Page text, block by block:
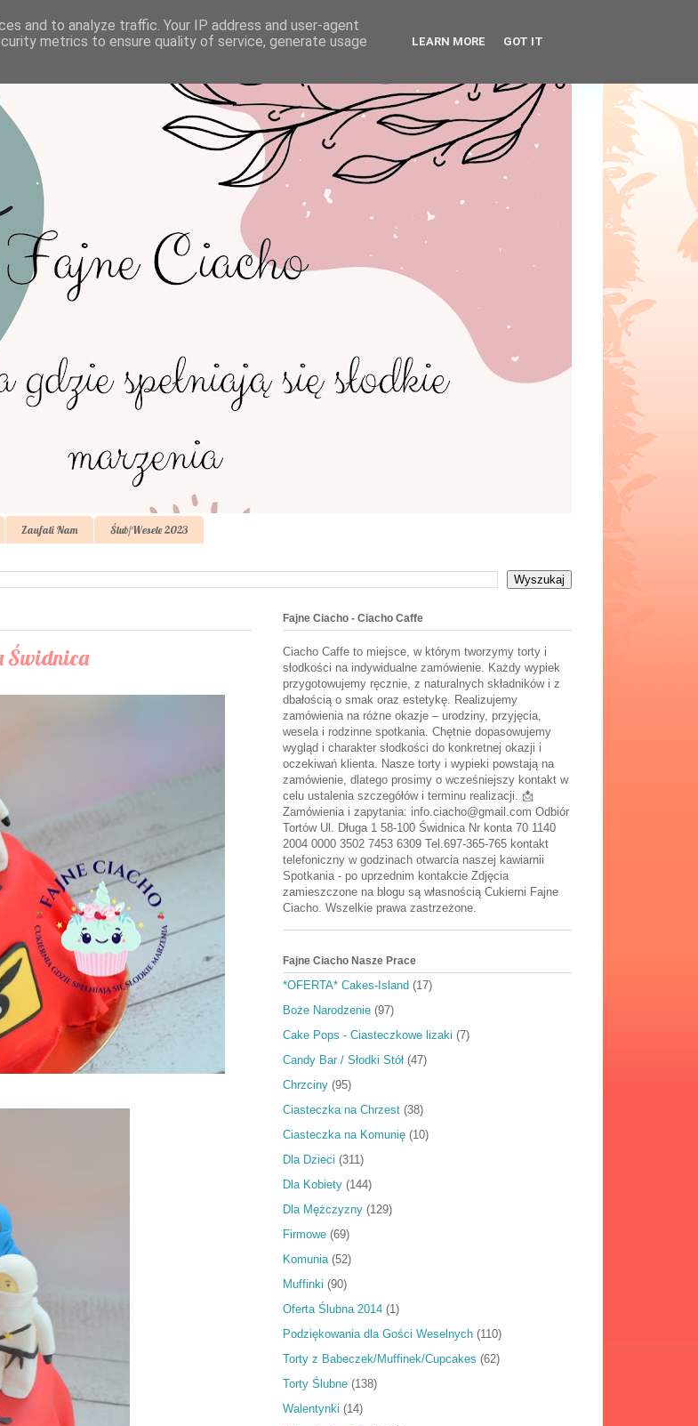
Zaufali Nam Ślub/Wesele 2023
Świdnica
Fajne Ciacho - Ciacho Caffe
Ciacho Caffe to miejsce, w którym tworzymy torty i
słodkości na indywidualne zamówienie. Każdy wypiek
przygotowujemy ręcznie, z naturalnych składników i z
dbałością o smak oraz estetykę. Realizujemy
zamówienia na różne okazje – urodziny, przyjęcia,
wesela i rodzinne spotkania. Chętnie dopasowujemy
wygląd i charakter słodkości do konkretnej okazji i
oczekiwań klienta. Nasze torty i wypieki powstają na
zamówienie, dlatego prosimy o wcześniejszy kontakt w
celu ustalenia szczegółów i terminu realizacji. 📩
Zamówienia i zapytania: info.ciacho@gmail.com Odbiór
Tortów Ul. Długa 1 58-100 Świdnica Nr konta 70 1140
2004 0000 3502 7453 6309 Tel.697-365-765 kontakt
telefoniczny w godzinach otwarcia naszej kawiarnii
Spotkania - po uprzednim kontakcie Zdjęcia
zamieszczone na blogu są własnością Cukierni Fajne
Ciacho. Wszelkie prawa zastrzeżone.
Fajne Ciacho Nasze Prace
*OFERTA* Cakes-Island (17)
Boże Narodzenie (97)
Cake Pops - Ciasteczkowe lizaki (7)
Candy Bar / Słodki Stół (47)
Chrzciny (95)
Ciasteczka na Chrzest (38)
Ciasteczka na Komunię (10)
Dla Dzieci (311)
Dla Kobiety (144)
Dla Mężczyzny (129)
Firmowe (69)
Komunia (52)
Muffinki (90)
Oferta Ślubna 2014 (1)
Podziękowania dla Gości Weselnych (110)
Torty z Babeczek/Muffinek/Cupcakes (62)
Torty Ślubne (138)
Walentynki (14)
and to analyze traffic. Your IP address and user-agent
metrics to ensure quality of service, generate usage
LEARN MORE GOT IT